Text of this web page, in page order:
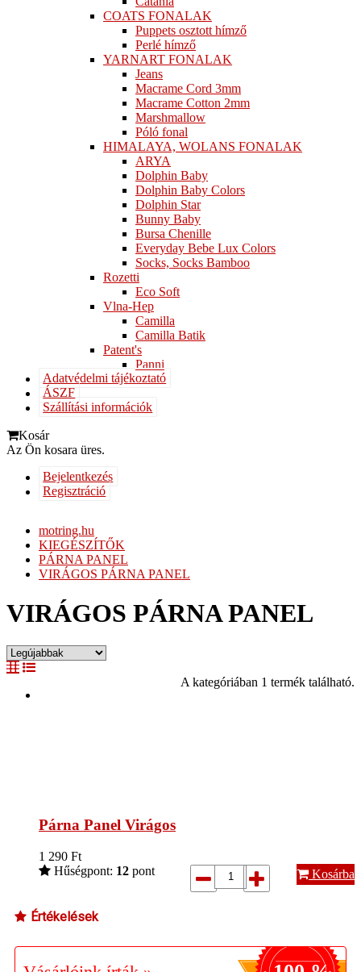
COATS FONALAK
Puppets osztott hímző
Perlé hímző
YARNART FONALAK
Jeans
Macrame Cord 3mm
Macrame Cotton 2mm
Marshmallow
Póló fonal
HIMALAYA, WOLANS FONALAK
ARYA
Dolphin Baby
Dolphin Baby Colors
Dolphin Star
Bunny Baby
Bursa Chenille
Everyday Bebe Lux Colors
Socks, Socks Bamboo
Rozetti
Eco Soft
Vlna-Hep
Camilla
Camilla Batik
Patent's
Panni
Adatvédelmi tájékoztató
ÁSZF
Szállítási információk
Kosár
Az Ön kosara üres.
Bejelentkezés
Regisztráció
motring.hu
KIEGÉSZÍTŐK
PÁRNA PANEL
VIRÁGOS PÁRNA PANEL
VIRÁGOS PÁRNA PANEL
A kategóriában 1 termék található.
Párna Panel Virágos
1 290 Ft
Hűségpont: 12 pont Kosárba
Értékelések